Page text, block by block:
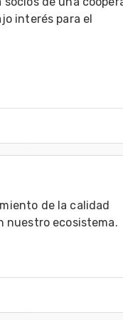
interés para el
de la calidad
nuestro ecosistema.